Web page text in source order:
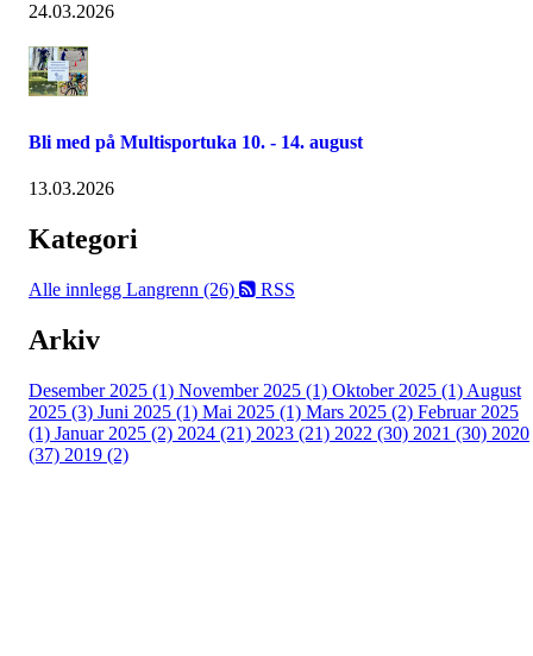
24.03.2026
Bli med på Multisportuka 10. - 14. august
13.03.2026
Kategori
Alle innlegg Langrenn (26) RSS
Arkiv
Desember 2025 (1) November 2025 (1) Oktober 2025 (1) August
2025 (3) Juni 2025 (1) Mai 2025 (1) Mars 2025 (2) Februar 2025
(1) Januar 2025 (2) 2024 (21) 2023 (21) 2022 (30) 2021 (30) 2020
(37) 2019 (2)